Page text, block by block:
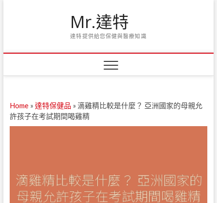
Mr.達特
達特提供給您保健與醫療知識
Home» 達特保健品 » 滴雞精比較是什麼？ 亞洲國家的母親允
許孩子在考試期間喝雞精